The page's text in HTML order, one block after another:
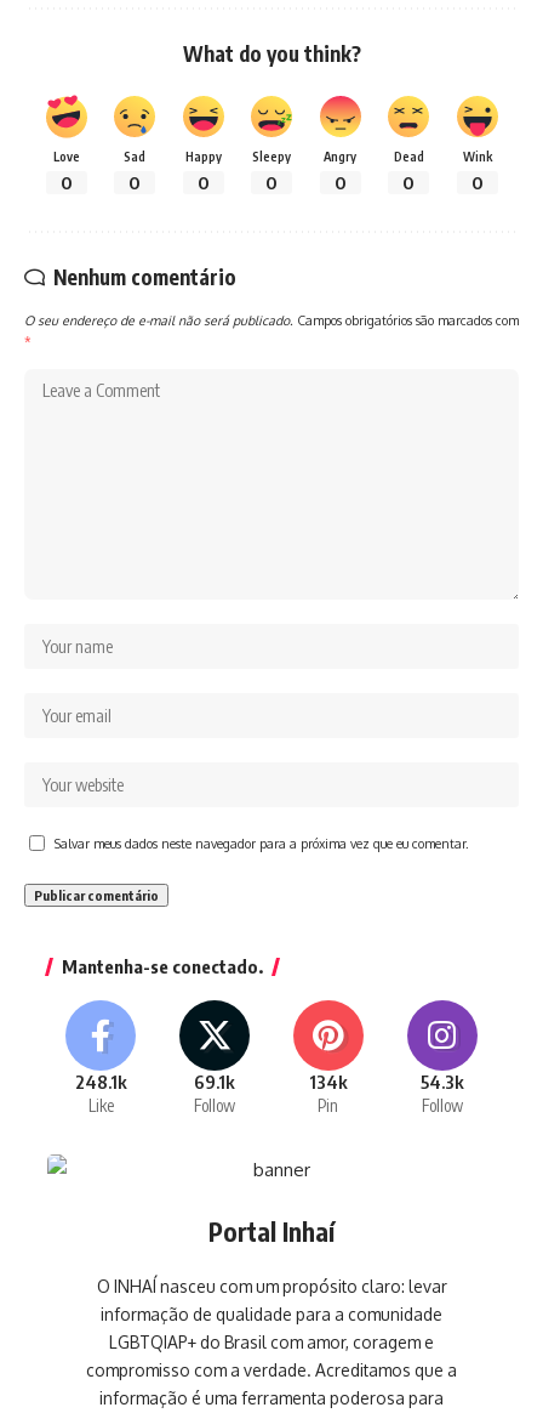
What do you think?
Love
0
Sad
0
Happy
0
Sleepy
0
Angry
0
Dead
0
Wink
0
Nenhum comentário
O seu endereço de e-mail não será publicado. Campos obrigatórios são marcados com
*
Salvar meus dados neste navegador para a próxima vez que eu comentar.
Mantenha-se conectado.
248.1k
Like
69.1k
Follow
134k
Pin
54.3k
Follow
Portal Inhaí
O INHAÍ nasceu com um propósito claro: levar
informação de qualidade para a comunidade
LGBTQIAP+ do Brasil com amor, coragem e
compromisso com a verdade. Acreditamos que a
informação é uma ferramenta poderosa para